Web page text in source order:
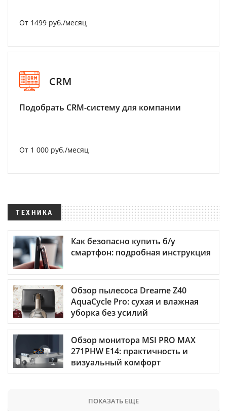
От 1499 руб./месяц
CRM
Подобрать CRM-систему для компании
От 1 000 руб./месяц
ТЕХНИКА
Как безопасно купить б/у
смартфон: подробная инструкция
Обзор пылесоса Dreame Z40
AquaCycle Pro: сухая и влажная
уборка без усилий
Обзор монитора MSI PRO MAX
271PHW E14: практичность и
визуальный комфорт
ПОКАЗАТЬ ЕЩЕ